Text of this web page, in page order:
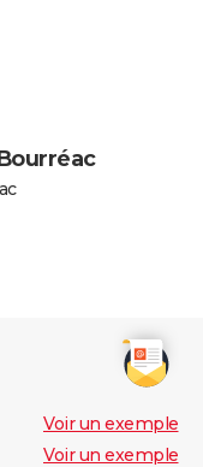
Voir un exemple
Voir un exemple